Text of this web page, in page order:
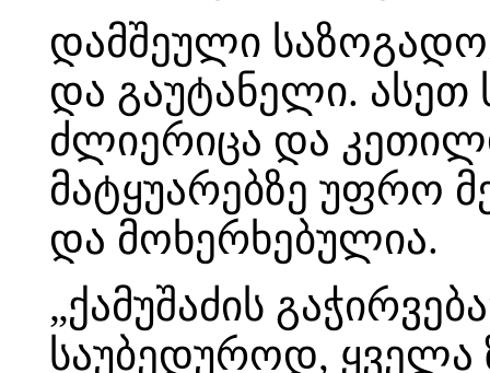
დამშეული
და გაუტანელი. ასეთ
ძლიერიცა და
მატყუარებზე უფრო
და მოხერხებულია.
„ქამუშაძის
საუბედუროდ, ყველა